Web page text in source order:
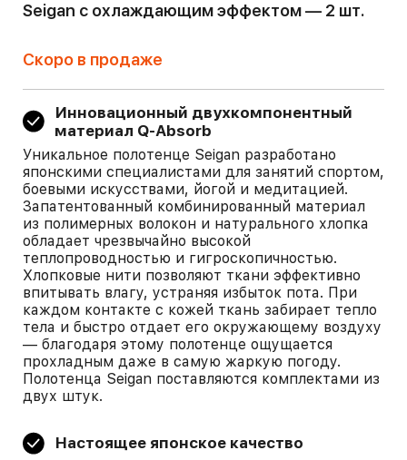
Seigan с охлаждающим эффектом — 2 шт.
Скоро в продаже
Инновационный двухкомпонентный
материал Q-Absorb
Уникальное полотенце Seigan разработано
японскими специалистами для занятий спортом,
боевыми искусствами, йогой и медитацией.
Запатентованный комбинированный материал
из полимерных волокон и натурального хлопка
обладает чрезвычайно высокой
теплопроводностью и гигроскопичностью.
Хлопковые нити позволяют ткани эффективно
впитывать влагу, устраняя избыток пота. При
каждом контакте с кожей ткань забирает тепло
тела и быстро отдает его окружающему воздуху
— благодаря этому полотенце ощущается
прохладным даже в самую жаркую погоду.
Полотенца Seigan поставляются комплектами из
двух штук.
Настоящее японское качество